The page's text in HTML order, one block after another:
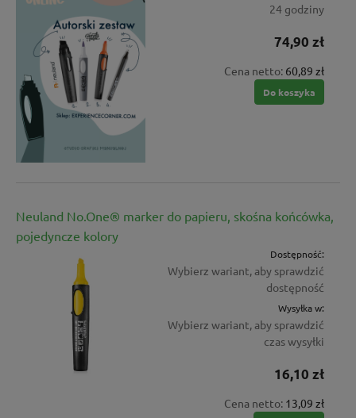
24 godziny
74,90 zł
Cena netto: 60,89 zł
Do koszyka
Neuland No.One® marker do papieru, skośna końcówka,
pojedyncze kolory
Dostępność:
Wybierz wariant, aby sprawdzić
dostępność
Wysyłka w:
Wybierz wariant, aby sprawdzić
czas wysyłki
16,10 zł
Cena netto: 13,09 zł